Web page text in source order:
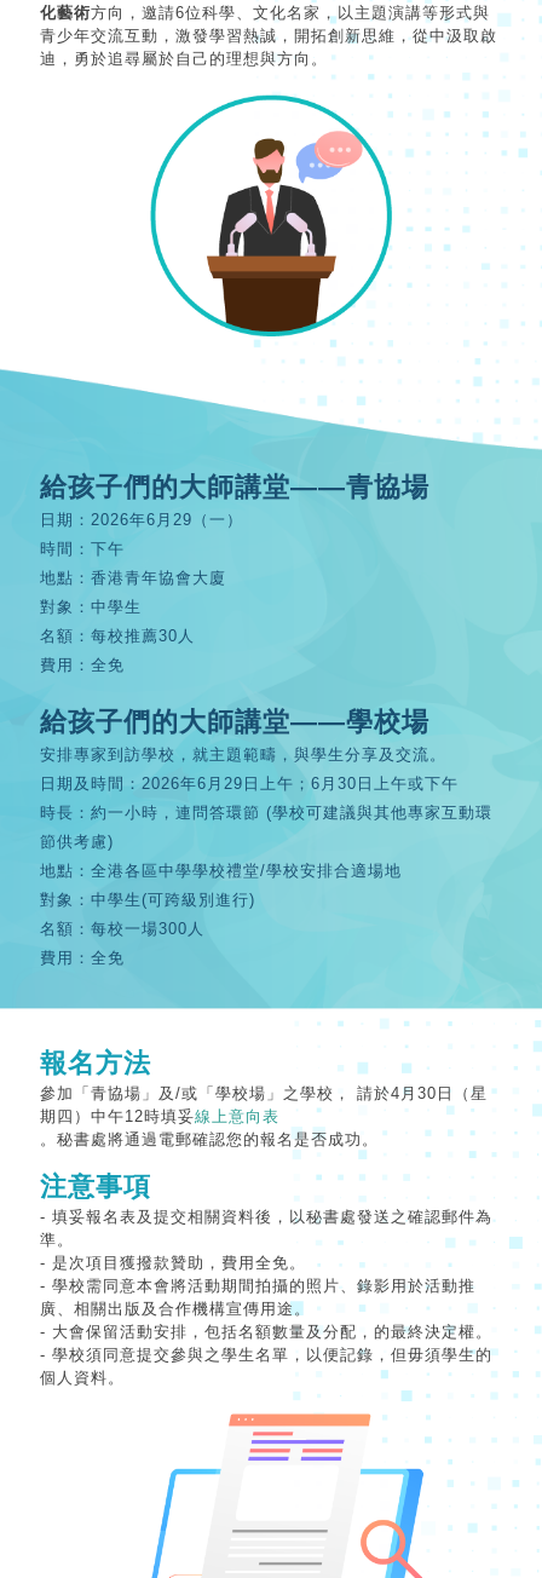
化藝術方向，邀請6位科學、文化名家，以主題演講等形式與
青少年交流互動，激發學習熱誠，開拓創新思維，從中汲取啟
迪，勇於追尋屬於自己的理想與方向。
給孩子們的大師講堂——青協場
日期：2026年6月29（一）
時間：下午
地點：香港青年協會大廈
對象：中學生
名額：每校推薦30人
費用：全免
給孩子們的大師講堂——學校場
安排專家到訪學校，就主題範疇，與學生分享及交流。
日期及時間：2026年6月29日上午；6月30日上午或下午
時長：約一小時，連問答環節 (學校可建議與其他專家互動環
節供考慮)
地點：全港各區中學學校禮堂/學校安排合適場地
對象：中學生(可跨級別進行)
名額：每校一場300人
費用：全免
報名方法
參加「青協場」及/或「學校場」之學校， 請於4月30日（星
期四）中午12時填妥線上意向表
。秘書處將通過電郵確認您的報名是否成功。
注意事項
- 填妥報名表及提交相關資料後，以秘書處發送之確認郵件為
準。
- 是次項目獲撥款贊助，費用全免。
- 學校需同意本會將活動期間拍攝的照片、錄影用於活動推
廣、相關出版及合作機構宣傳用途。
- 大會保留活動安排，包括名額數量及分配，的最終決定權。
- 學校須同意提交參與之學生名單，以便記錄，但毋須學生的
個人資料。